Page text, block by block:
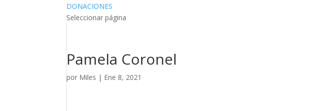
DONACIONES
Seleccionar página
Pamela Coronel
por Miles | Ene 8, 2021